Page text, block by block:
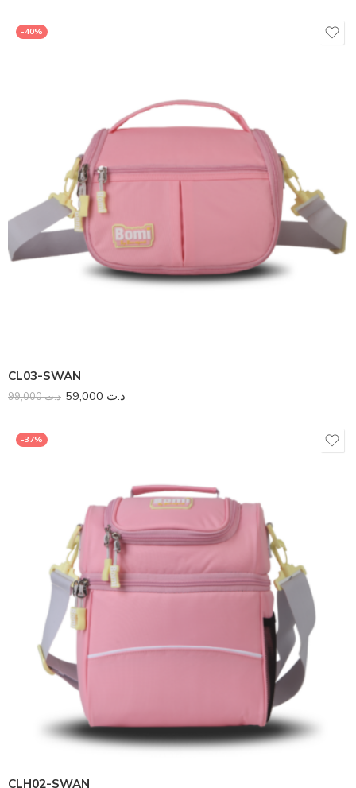
-40%
CL03-SWAN
د.ت99,000 د.ت
-37%
CLH02-SWAN